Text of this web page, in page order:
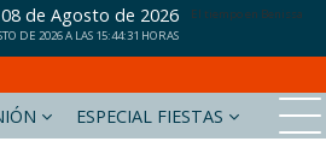
El tiempo en Benissa
de Agosto de 2026
DE 2026 A LAS 15:44:31 HORAS
xabiaaldia.com Marinabaixadigital.com
ESPECIAL FIESTAS